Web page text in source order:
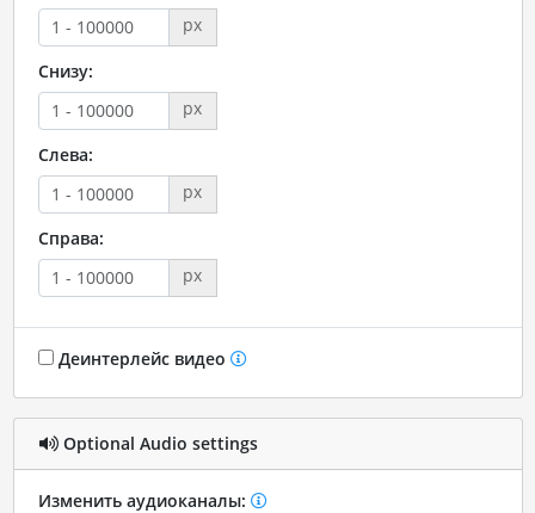
px
Снизу:
px
Слева:
px
Справа:
px
Деинтерлейс видео
Optional Audio settings
Изменить аудиоканалы: